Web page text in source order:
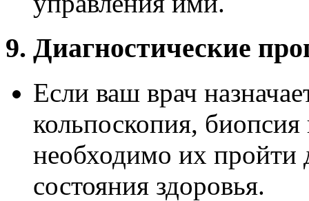
9. Диагностические
Если ваш врач
кольпоскопия,
необходимо их пройти
состояния здоровья.